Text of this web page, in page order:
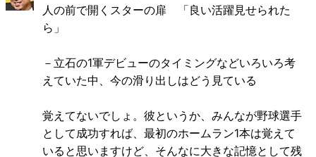
人の前で開くスターの扉 「良い活躍見せられた
ら」
－立石の1軍デビューのタイミングなどいろいろ考
えていた中、今の滑り出しはどう見ている
覚えてないでしょ。彼というか、みんなが野球選手
として成功すれば、最初のホームラン1本は覚えて
いると思いますけど、そんなに大きな記憶として残